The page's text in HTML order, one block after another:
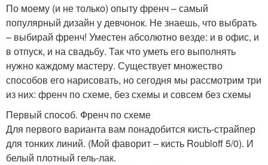
По моему (и не только) опыту френч – самый
популярный дизайн у девчонок. Не знаешь, что выбрать
– выбирай френч! Уместен абсолютно везде: и в офис, и
в отпуск, и на свадьбу. Так что уметь его выполнять
нужно каждому мастеру. Существует множество
способов его нарисовать, но сегодня мы рассмотрим три
из них: френч по схеме, без схемы и совсем без схемы
Первый способ. Френч по схеме
Для первого варианта вам понадобится кисть-страйпер
для тонких линий. (Мой фаворит – кисть Roubloff 5/0). И
белый плотный гель-лак.